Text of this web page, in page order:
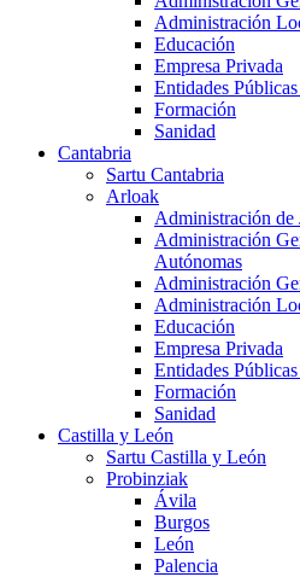
Administración
Educación
Empresa Privada
Entidades
Formación
Sanidad
Cantabria
Sartu Cantabria
Arloak
Administración de
Administración
Autónomas
Administración
Administración
Educación
Empresa Privada
Entidades
Formación
Sanidad
Castilla y León
Sartu Castilla y León
Probinziak
Ávila
Burgos
León
Palencia